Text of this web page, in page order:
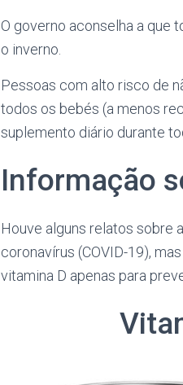
O governo aconselha a que
o inverno.
Pessoas com alto risco de
todos os bebés (a menos
suplemento diário durante
Informação
Houve alguns relatos sobre
coronavírus (COVID-19),
vitamina D apenas para